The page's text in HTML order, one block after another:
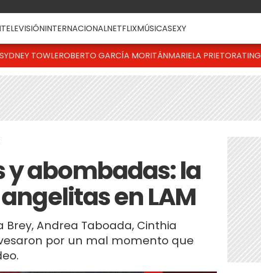
TELEVISIÓNINTERNACIONALNETFLIXMÚSICASEXY
SYDNEY TOWLEROBERTO GARCÍA MORITÁNMARIELA PRIETORATING
abombadas: la
en LAM
Brey, Andrea Taboada, Cinthia
por un mal momento que